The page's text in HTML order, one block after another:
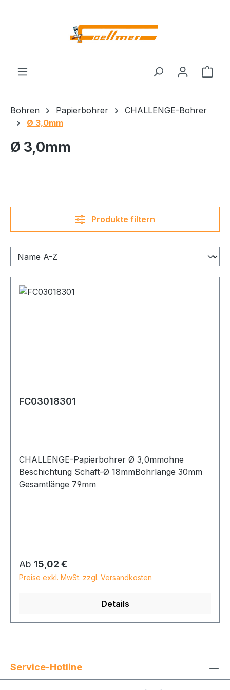
Bohren Papierbohrer
CHALLENGE-Bohrer
Ø 3,0mm
Ø 3,0mm
Produkte filtern
FC03018301
CHALLENGE-Papierbohrer Ø 3,0mmohne
Beschichtung Schaft-Ø 18mmBohrlänge 30mm
Gesamtlänge 79mm
Regulärer Preis:
Ab 15,02 €
Preise exkl. MwSt. zzgl. Versandkosten
Details
Service-Hotline